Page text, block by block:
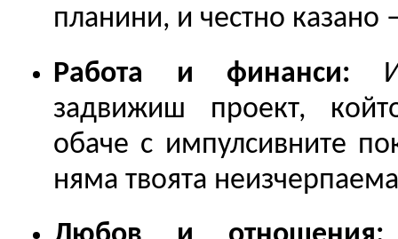
планини, и честно
Работа и финанси:
задвижиш проект,
обаче с импулсивните
няма твоята